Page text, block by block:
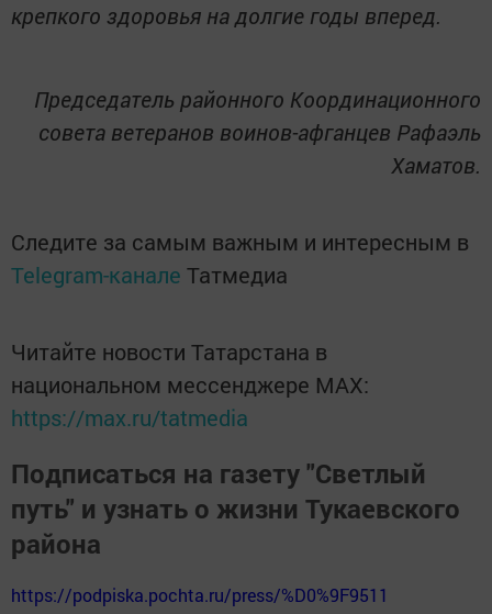
крепкого здоровья на долгие годы вперед.
Председатель районного Координационного
совета ветеранов воинов-афганцев Рафаэль
Хаматов.
Следите за самым важным и интересным в
Telegram-канале Татмедиа
Читайте новости Татарстана в
национальном мессенджере MАХ:
https://max.ru/tatmedia
Подписаться на газету "Светлый
путь" и узнать о жизни Тукаевского
района
https://podpiska.pochta.ru/press/%D0%9F9511